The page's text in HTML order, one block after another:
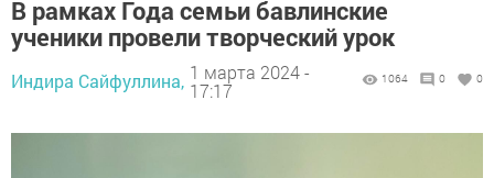
В рамках Года семьи бавлинские
ученики провели творческий урок
Индира Сайфуллина, 1 марта 2024 -
17:17
1064 0 0